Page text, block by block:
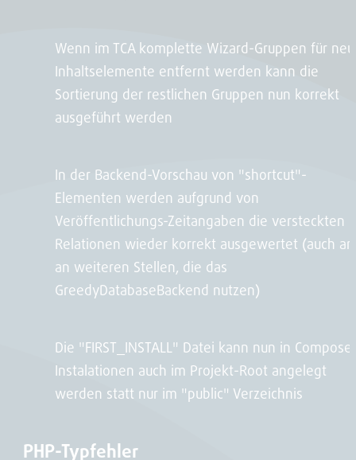
Wenn im TCA komplette Wizard-Gruppen für
Inhaltselemente entfernt werden kann die
Sortierung der restlichen Gruppen nun korrekt
ausgeführt werden
In der Backend-Vorschau von "shortcut"-
Elementen werden aufgrund von
Veröffentlichungs-Zeitangaben die versteckten
Relationen wieder korrekt ausgewertet (auch an
an weiteren Stellen, die das
GreedyDatabaseBackend nutzen)
Die "FIRST_INSTALL" Datei kann nun in
Instalationen auch im Projekt-Root angelegt
werden statt nur im "public" Verzeichnis
PHP-Typfehler